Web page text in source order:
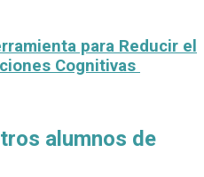
para Reducir el
Cognitivas
alumnos de